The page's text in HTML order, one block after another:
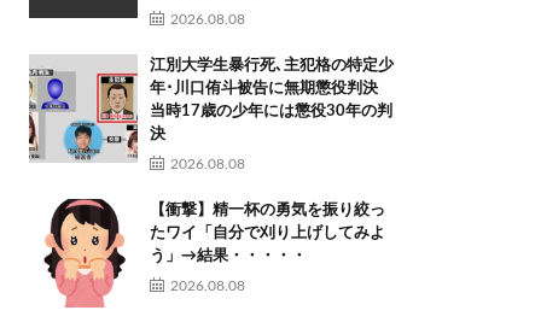
2026.08.08
江別大学生暴行死､主犯格の特定少
年･川口侑斗被告に無期懲役判決
当時17歳の少年には懲役30年の判
決
2026.08.08
【衝撃】精一杯の勇気を振り絞っ
たワイ「自分で刈り上げしてみよ
う」→結果・・・・・
2026.08.08